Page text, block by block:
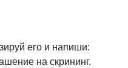
его и напиши:
на скрининг.